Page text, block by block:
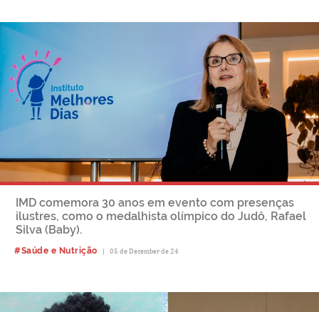
IMD comemora 30 anos em evento com presenças
ilustres, como o medalhista olímpico do Judô, Rafael
Silva (Baby).
#Saúde e Nutrição | 05 de December de 24